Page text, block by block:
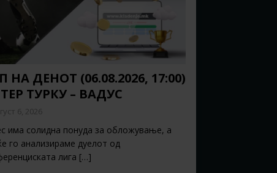
НА ДЕНОТ (06.08.2026, 17:00)
ТУРКУ – ВАДУС
6, 2026
има солидна понуда за обложување, а
го анализираме дуелот од
лига […]